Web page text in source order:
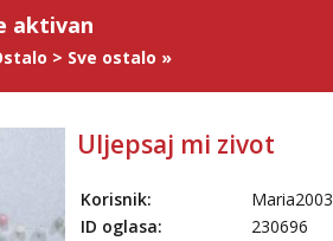
aktivan
> Sve ostalo »
Uljepsaj mi zivot
Korisnik:
Maria2003
ID oglasa:
230696